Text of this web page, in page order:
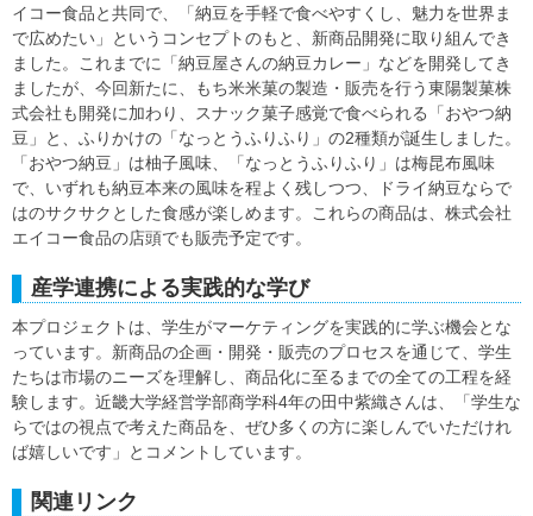
イコー食品と共同で、「納豆を手軽で食べやすくし、魅力を世界ま
で広めたい」というコンセプトのもと、新商品開発に取り組んでき
ました。これまでに「納豆屋さんの納豆カレー」などを開発してき
ましたが、今回新たに、もち米米菓の製造・販売を行う東陽製菓株
式会社も開発に加わり、スナック菓子感覚で食べられる「おやつ納
豆」と、ふりかけの「なっとうふりふり」の2種類が誕生しました。
「おやつ納豆」は柚子風味、「なっとうふりふり」は梅昆布風味
で、いずれも納豆本来の風味を程よく残しつつ、ドライ納豆ならで
はのサクサクとした食感が楽しめます。これらの商品は、株式会社
エイコー食品の店頭でも販売予定です。
産学連携による実践的な学び
本プロジェクトは、学生がマーケティングを実践的に学ぶ機会とな
っています。新商品の企画・開発・販売のプロセスを通じて、学生
たちは市場のニーズを理解し、商品化に至るまでの全ての工程を経
験します。近畿大学経営学部商学科4年の田中紫織さんは、「学生な
らではの視点で考えた商品を、ぜひ多くの方に楽しんでいただけれ
ば嬉しいです」とコメントしています。
関連リンク